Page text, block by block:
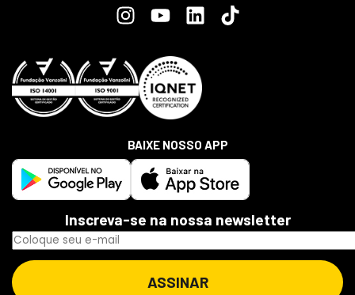
Inscreva-se na nossa newsletter
BAIXE NOSSO APP